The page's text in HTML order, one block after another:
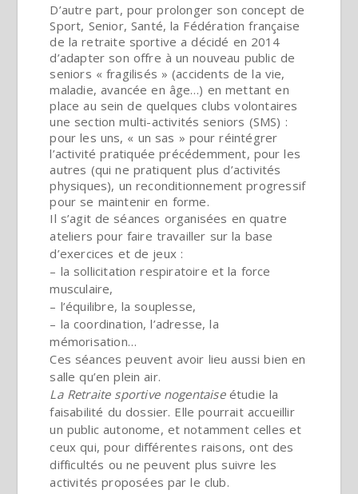
D’autre part, pour prolonger son concept de
Sport, Senior, Santé, la Fédération française
de la retraite sportive a décidé en 2014
d’adapter son offre à un nouveau public de
seniors « fragilisés » (accidents de la vie,
maladie, avancée en âge…) en mettant en
place au sein de quelques clubs volontaires
une section multi-activités seniors (SMS) :
pour les uns, « un sas » pour réintégrer
l’activité pratiquée précédemment, pour les
autres (qui ne pratiquent plus d’activités
physiques), un reconditionnement progressif
pour se maintenir en forme.
Il s’agit de séances organisées en quatre
ateliers pour faire travailler sur la base
d’exercices et de jeux :
– la sollicitation respiratoire et la force
musculaire,
– l’équilibre, la souplesse,
– la coordination, l’adresse, la
mémorisation…
Ces séances peuvent avoir lieu aussi bien en
salle qu’en plein air.
La Retraite sportive nogentaiseétudie la
faisabilité du dossier. Elle pourrait accueillir
un public autonome, et notamment celles et
ceux qui, pour différentes raisons, ont des
difficultés ou ne peuvent plus suivre les
activités proposées par le club.